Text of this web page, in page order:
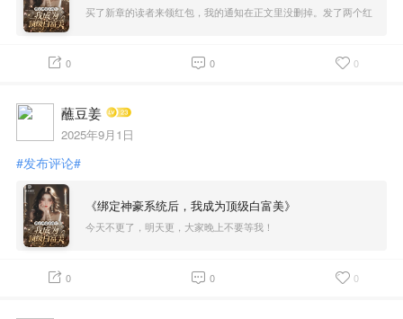
买了新章的读者来领红包，我的通知在正文里没删掉。发了两个红
0 0 0
蘸豆姜
2025年9月1日
#发布评论#
《绑定神豪系统后，我成为顶级白富美》
今天不更了，明天更，大家晚上不要等我！
0 0 0